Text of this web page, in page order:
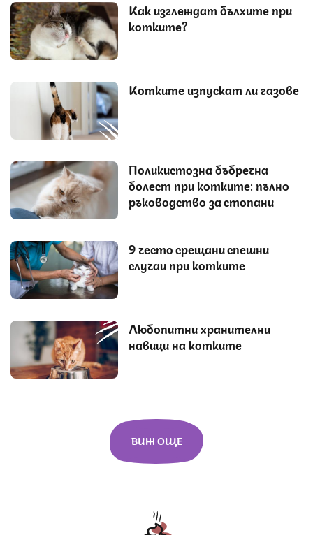
Как изглеждат бълхите при
котките?
Котките изпускат ли газове
Поликистозна бъбречна
болест при котките: пълно
ръководство за стопани
9 често срещани спешни
случаи при котките
Любопитни хранителни
навици на котките
ВИЖ ОЩЕ